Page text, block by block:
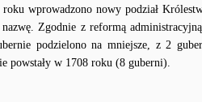
wprowadzono nowy podział
Zgodnie z reformą
podzielono na mniejsze, z 2
powstały w 1708 roku (8 guberni).